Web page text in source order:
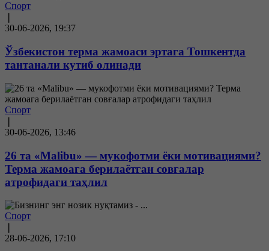
Спорт
30-06-2026, 19:37
Ўзбекистон терма жамоаси эртага Тошкентда
тантанали кутиб олинади
Спорт
30-06-2026, 13:46
26 та «Malibu» — мукофотми ёки мотивациями?
Терма жамоага берилаётган совғалар
атрофидаги таҳлил
Спорт
28-06-2026, 17:10